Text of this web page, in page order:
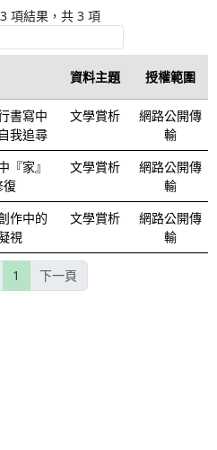
項結果，共 3 項
資料主題 授權範圍
書寫中
我追尋
文學賞析
網路公開傳
輸
『家』
復
文學賞析
網路公開傳
輸
作中的
視
文學賞析
網路公開傳
輸
1 下一頁